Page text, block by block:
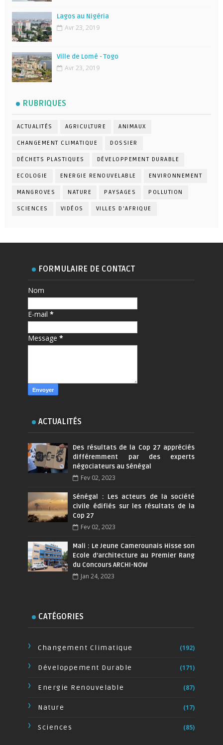
Lagos au Nigéria
Avr 23, 2019
Ville de Lomé - Togo
Avr 23, 2019
RUBRIQUES
ACTUALITÉS AGRICULTURE ANIMAUX
CHANGEMENT CLIMATIQUE DOSSIER
DÉCHETS PLASTIQUES DÉVELOPPEMENT DURABLE
ECOLOGIE ENERGIE RENOUVELABLE ENVIRONNEMENT
MANGROVES NATURE PAYSAGES POLLUTION
SCIENCES VIDÉOS VILLES D'AFRIQUE
FORMULAIRE DE CONTACT
Nom
E-mail*
Message*
ACTUALITÉS
Des résultats de la Cop 27 appréciés
différemment par des experts
négociateurs au Sénégal
Fev 02, 2023
Sénégal : Les acteurs de la société
civile édifiés sur les résultats de la
Cop 27
Fev 02, 2023
Mali : Le Jeune Camerounais Hisse son
Ecole d’architecture au Premier Rang
du Concours ARCHI-NOW
Jan 24, 2023
CATÉGORIES
Changement Climatique (192)
Développement Durable (171)
Energie Renouvelable (87)
Nature (17)
Sciences (85)